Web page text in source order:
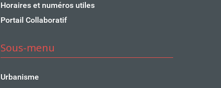
Horaires et numéros utiles
Portail Collaboratif
Sous-menu
Urbanisme